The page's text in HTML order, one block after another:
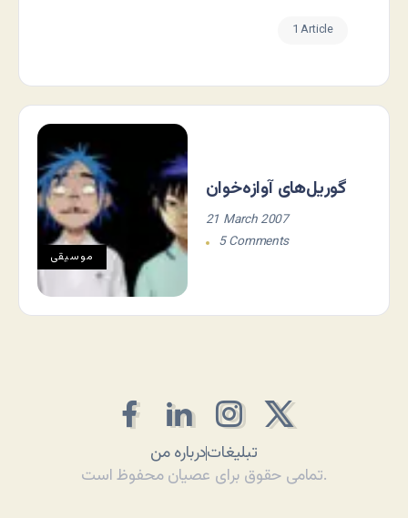
1 Article
موسيقی
گوریل‌های آوازه‌خوان
21 March 2007
5 Comments
درباره منتبلیغات
تمامی حقوق برای عصیان محفوظ است.